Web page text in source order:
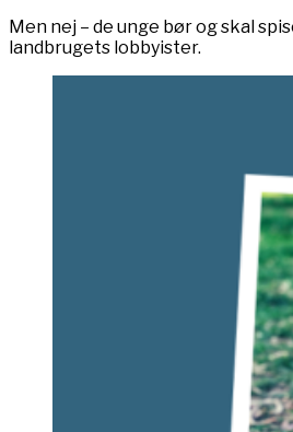
Men nej – de unge bør og skal
landbrugets lobbyister.